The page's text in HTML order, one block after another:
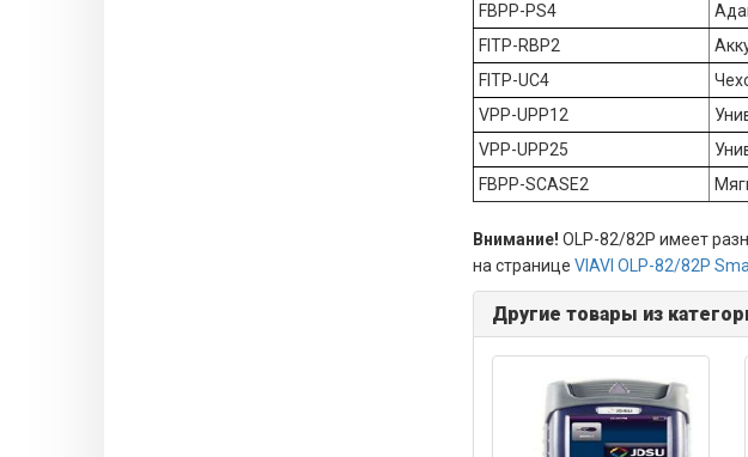
FBPP-PS4
FITP-RBP2
FITP-UC4
VPP-UPP12
VPP-UPP25
FBPP-SCASE2
Внимание! OLP-82/82P имеет
на странице VIAVI OLP-82/82P
Другие товары из